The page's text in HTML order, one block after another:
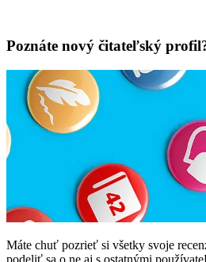
Poznáte nový čitateľský
Máte chuť pozrieť si všetky svoje
podeliť sa o ne aj s ostatnými